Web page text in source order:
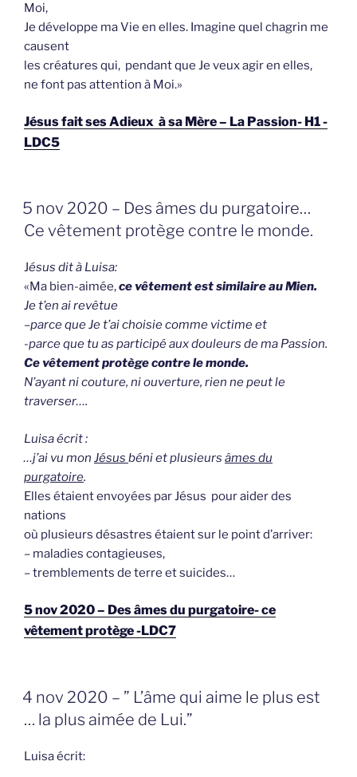
Moi,
Je développe ma Vie en elles. Imagine quel chagrin me
causent
les créatures qui, pendant que Je veux agir en elles,
ne font pas attention à Moi.»
Jésus fait ses Adieux à sa Mère – La Passion- H1 -
LDC5
GEPLAATST
OP
5 nov 2020 – Des âmes du purgatoire…
Ce vêtement protège contre le monde.
Jésus dit à Luisa:
«Ma bien-aimée,ce vêtement est similaire au Mien.
Je t’en ai revêtue
–parce que Je t’ai choisie comme victime et
-parce que tu as participé aux douleurs de ma Passion.
Ce vêtement protège contre le monde.
N’ayant ni couture, ni ouverture, rien ne peut le
traverser….
Luisa écrit :
…j’ai vu mon Jésus béni et plusieurs âmes du
purgatoire.
Elles étaient envoyées par Jésus pour aider des
nations
où plusieurs désastres étaient sur le point d’arriver:
– maladies contagieuses,
– tremblements de terre et suicides…
5 nov 2020 – Des âmes du purgatoire- ce
vêtement protège -LDC7
GEPLAATST
OP
4 nov 2020 – ” L’âme qui aime le plus est
… la plus aimée de Lui.”
Luisa écrit: